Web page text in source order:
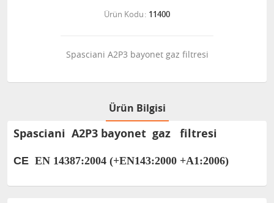
Ürün Kodu 11400
Spasciani A2P3 bayonet gaz filtresi
Ürün Bilgisi
Spasciani A2P3 bayonet gaz filtresi
CE EN 14387:2004 (+EN143:2000 +A1:2006)